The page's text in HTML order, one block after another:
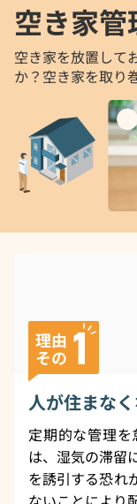
空き家管
空き家を放置して
か？空き家を取り
人が住まな
定期的な管理
は、湿気の滞留
を誘引する恐れ